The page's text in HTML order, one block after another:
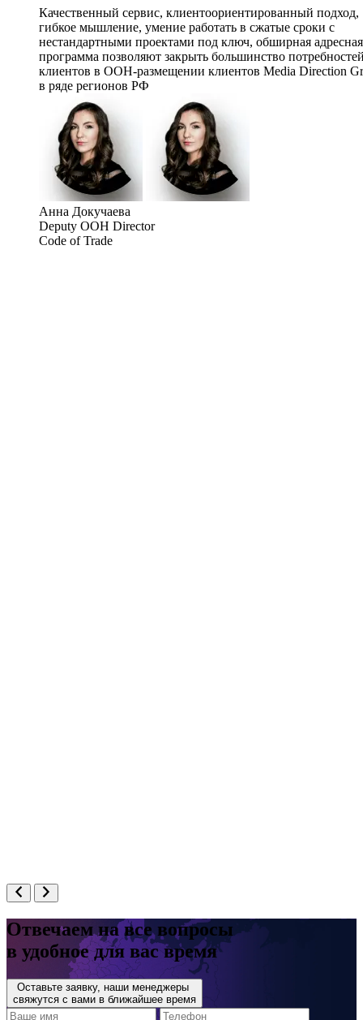
Качественный сервис, клиентоориентированный подход,
гибкое мышление, умение работать в сжатые сроки с
нестандартными проектами под ключ, обширная адресная
программа позволяют закрыть большинство
клиентов в OOH-размещении клиентов Media Direction
в ряде регионов РФ
Анна Докучаева
Deputy OOH Director
Code of Trade
Отвечаем на все вопросы
в удобное для вас время
Оставьте заявку, наши менеджеры
свяжутся с вами в ближайшее время